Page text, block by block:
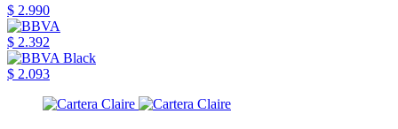
$ 2.990
$ 2.392
$ 2.093